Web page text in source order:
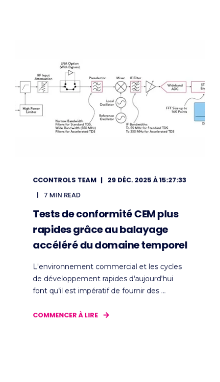
CCONTROLS TEAM
29 DÉC. 2025 À 15:27:33
7 MIN READ
Tests de conformité CEM plus
rapides grâce au balayage
accéléré du domaine temporel
L'environnement commercial et les cycles
de développement rapides d'aujourd'hui
font qu'il est impératif de fournir des ...
COMMENCER À LIRE